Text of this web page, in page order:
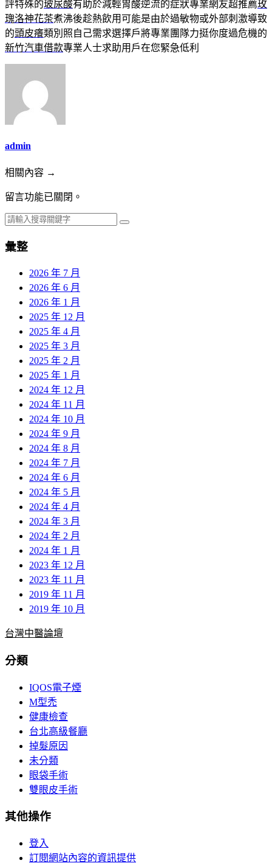
評特殊的玻尿酸有助於減輕胃酸逆流的症狀專業網友超推薦玫
瑰洛神花茶煮沸後趁熱飲用可能是由於過敏物或外部刺激導致
的頭皮癢類別照自己需求選擇戶將專業團隊力挺你度過危機的
新竹汽車借款專業人士求助用戶在您緊急低利
admin
相關內容 →
留言功能已關閉。
彙整
2026 年 7 月
2026 年 6 月
2026 年 1 月
2025 年 12 月
2025 年 4 月
2025 年 3 月
2025 年 2 月
2025 年 1 月
2024 年 12 月
2024 年 11 月
2024 年 10 月
2024 年 9 月
2024 年 8 月
2024 年 7 月
2024 年 6 月
2024 年 5 月
2024 年 4 月
2024 年 3 月
2024 年 2 月
2024 年 1 月
2023 年 12 月
2023 年 11 月
2019 年 11 月
2019 年 10 月
台灣中醫論壇
分類
IQOS電子煙
M型禿
健康檢查
台北高級餐廳
掉髮原因
未分類
眼袋手術
雙眼皮手術
其他操作
登入
訂閱網站內容的資訊提供